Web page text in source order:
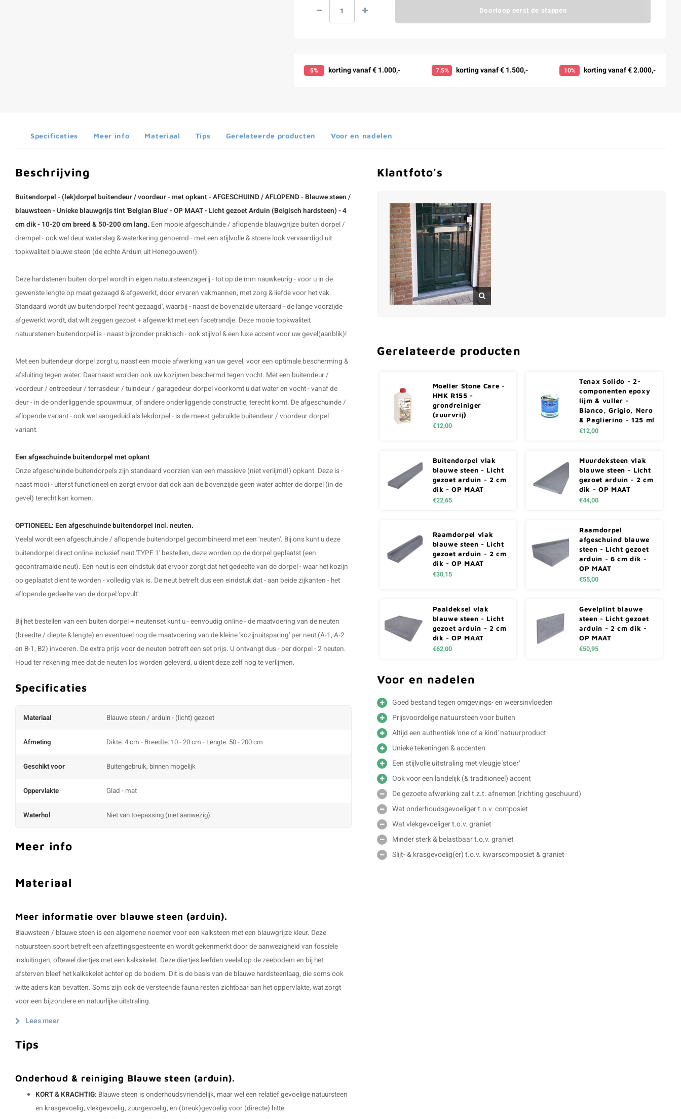
Doorloop eerst de stappen
5% korting vanaf € 1.000,- 7.5% korting vanaf € 1.500,- 10% korting vanaf € 2.000,-
Specificaties Meer info Materiaal Tips Gerelateerde producten Voor en nadelen
Beschrijving
Buitendorpel - (lek)dorpel buitendeur / voordeur - met opkant - AFGESCHUIND / AFLOPEND - Blauwe steen /
blauwsteen - Unieke blauwgrijs tint 'Belgian Blue' - OP MAAT - Licht gezoet Arduin (Belgisch hardsteen) - 4
cm dik - 10-20 cm breed & 50-200 cm lang. Een mooie afgeschuinde / aflopende blauwgrijze buiten dorpel /
drempel - ook wel deur waterslag & waterkering genoemd - met een stijlvolle & stoere look vervaardigd uit
topkwaliteit blauwe steen (de echte Arduin uit Henegouwen!).
Deze hardstenen buiten dorpel wordt in eigen natuursteenzagerij - tot op de mm nauwkeurig - voor u in de
gewenste lengte op maat gezaagd & afgewerkt, door ervaren vakmannen, met zorg & liefde voor het vak.
Standaard wordt uw buitendorpel 'recht gezaagd', waarbij - naast de bovenzijde uiteraard - de lange voorzijde
afgewerkt wordt, dat wilt zeggen gezoet + afgewerkt met een facetrandje. Deze mooie topkwaliteit
natuurstenen buitendorpel is - naast bijzonder praktisch - ook stijlvol & een luxe accent voor uw gevel(aanblik)!
Met een buitendeur dorpel zorgt u, naast een mooie afwerking van uw gevel, voor een optimale bescherming &
afsluiting tegen water. Daarnaast worden ook uw kozijnen beschermd tegen vocht. Met een buitendeur /
voordeur / entreedeur / terrasdeur / tuindeur / garagedeur dorpel voorkomt u dat water en vocht - vanaf de
deur - in de onderliggende spouwmuur, of andere onderliggende constructie, terecht komt. De afgeschuinde /
aflopende variant - ook wel aangeduid als lekdorpel - is de meest gebruikte buitendeur / voordeur dorpel
variant.
Een afgeschuinde buitendorpel met opkant
Onze afgeschuinde buitendorpels zijn standaard voorzien van een massieve (niet verlijmd!) opkant. Deze is -
naast mooi - uiterst functioneel en zorgt ervoor dat ook aan de bovenzijde geen water achter de dorpel (in de
gevel) terecht kan komen.
OPTIONEEL: Een afgeschuinde buitendorpel incl. neuten.
Veelal wordt een afgeschuinde / aflopende buitendorpel gecombineerd met een 'neuten'. Bij ons kunt u deze
buitendorpel direct online inclusief neut 'TYPE 1' bestellen, deze worden op de dorpel geplaatst (een
gecontramalde neut). Een neut is een eindstuk dat ervoor zorgt dat het gedeelte van de dorpel - waar het kozijn
op geplaatst dient te worden - volledig vlak is. De neut betreft dus een eindstuk dat - aan beide zijkanten - het
aflopende gedeelte van de dorpel 'opvult'.
Bij het bestellen van een buiten dorpel + neutenset kunt u - eenvoudig online - de maatvoering van de neuten
(breedte / diepte & lengte) en eventueel nog de maatvoering van de kleine 'kozijnuitsparing' per neut (A-1, A-2
en B-1, B2) invoeren. De extra prijs voor de neuten betreft een set prijs. U ontvangt dus - per dorpel - 2 neuten.
Houd ter rekening mee dat de neuten los worden geleverd, u dient deze zelf nog te verlijmen.
Specificaties
Materiaal Blauwe steen / arduin - (licht) gezoet
Afmeting Dikte: 4 cm - Breedte: 10 - 20 cm - Lengte: 50 - 200 cm
Geschikt voor Buitengebruik, binnen mogelijk
Oppervlakte Glad - mat
Waterhol Niet van toepassing (niet aanwezig)
Meer info
Materiaal
Meer informatie over blauwe steen (arduin).
Blauwsteen / blauwe steen is een algemene noemer voor een kalksteen met een blauwgrijze kleur. Deze
natuursteen soort betreft een afzettingsgesteente en wordt gekenmerkt door de aanwezigheid van fossiele
insluitingen, oftewel diertjes met een kalkskelet. Deze diertjes leefden veelal op de zeebodem en bij het
afsterven bleef het kalkskelet achter op de bodem. Dit is de basis van de blauwe hardsteenlaag, die soms ook
witte aders kan bevatten. Soms zijn ook de versteende fauna resten zichtbaar aan het oppervlakte, wat zorgt
voor een bijzondere en natuurlijke uitstraling.
Lees meer
Tips
Onderhoud & reiniging Blauwe steen (arduin).
KORT & KRACHTIG: Blauwe steen is onderhoudsvriendelijk, maar wel een relatief gevoelige natuursteen
en krasgevoelig, vlekgevoelig, zuurgevoelig, en (breuk)gevoelig voor (directe) hitte.
Klantfoto's
Gerelateerde producten
Moeller Stone Care -
HMK R155 -
grondreiniger
(zuurvrij)
€12,00
Tenax Solido - 2-
componenten epoxy
lijm & vuller -
Bianco, Grigio, Nero
& Paglierino - 125 ml
€12,00
Buitendorpel vlak
blauwe steen - Licht
gezoet arduin - 2 cm
dik - OP MAAT
€22,65
Muurdeksteen vlak
blauwe steen - Licht
gezoet arduin - 2 cm
dik - OP MAAT
€44,00
Raamdorpel vlak
blauwe steen - Licht
gezoet arduin - 2 cm
dik - OP MAAT
€30,15
Raamdorpel
afgeschuind blauwe
steen - Licht gezoet
arduin - 6 cm dik -
OP MAAT
€55,00
Paaldeksel vlak
blauwe steen - Licht
gezoet arduin - 2 cm
dik - OP MAAT
€62,00
Gevelplint blauwe
steen - Licht gezoet
arduin - 2 cm dik -
OP MAAT
€50,95
Voor en nadelen
Goed bestand tegen omgevings- en weersinvloeden
Prijsvoordelige natuursteen voor buiten
Altijd een authentiek 'one of a kind' natuurproduct
Unieke tekeningen & accenten
Een stijlvolle uitstraling met vleugje 'stoer'
Ook voor een landelijk (& traditioneel) accent
De gezoete afwerking zal t.z.t. afnemen (richting geschuurd)
Wat onderhoudsgevoeliger t.o.v. composiet
Wat vlekgevoeliger t.o.v. graniet
Minder sterk & belastbaar t.o.v. graniet
Slijt- & krasgevoelig(er) t.o.v. kwarscomposiet & graniet